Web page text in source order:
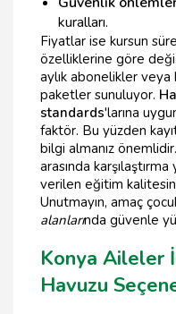
kuralları.
Fiyatlar ise kursun
özelliklerine göre
aylık abonelikler
paketler sunuluyor.
standards'larına
faktör. Bu yüzden
bilgi almanız önemlidir.
arasında
verilen eğitim
Unutmayın, amaç
alanlarında güvenle
Konya Aileler
Havuzu